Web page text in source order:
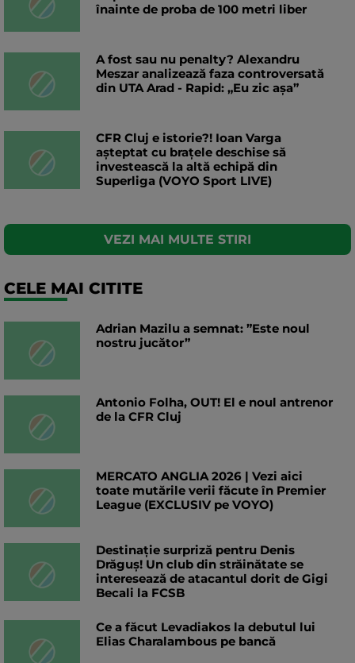
înainte de proba de 100 metri liber
A fost sau nu penalty? Alexandru
Meszar analizează faza controversată
din UTA Arad - Rapid: „Eu zic așa”
CFR Cluj e istorie?! Ioan Varga
așteptat cu brațele deschise să
investească la altă echipă din
Superliga (VOYO Sport LIVE)
VEZI MAI MULTE STIRI
CELE MAI CITITE
Adrian Mazilu a semnat: ”Este noul
nostru jucător”
Antonio Folha, OUT! El e noul antrenor
de la CFR Cluj
MERCATO ANGLIA 2026 | Vezi aici
toate mutările verii făcute în Premier
League (EXCLUSIV pe VOYO)
Destinație surpriză pentru Denis
Drăguș! Un club din străinătate se
interesează de atacantul dorit de Gigi
Becali la FCSB
Ce a făcut Levadiakos la debutul lui
Elias Charalambous pe bancă